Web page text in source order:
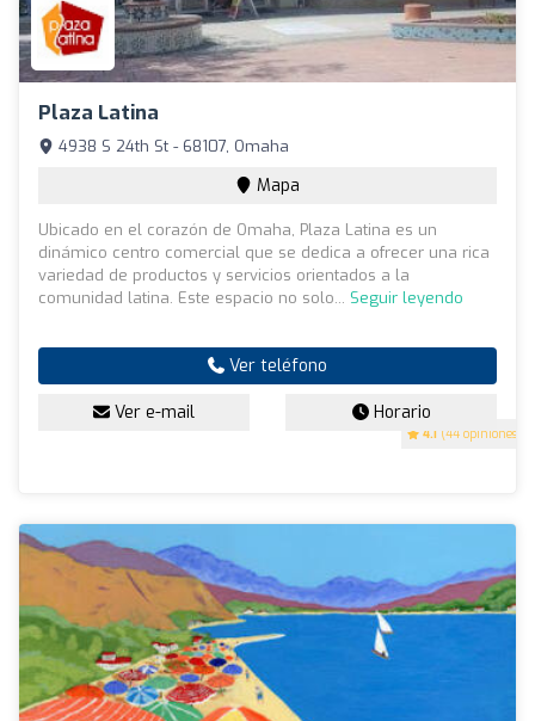
Plaza Latina
4.1 (44 opiniones)
4938 S 24th St - 68107, Omaha
Mapa
Ubicado en el corazón de Omaha, Plaza Latina es un
dinámico centro comercial que se dedica a ofrecer una rica
variedad de productos y servicios orientados a la
comunidad latina. Este espacio no solo... Seguir leyendo
Ver teléfono
Ver e-mail Horario